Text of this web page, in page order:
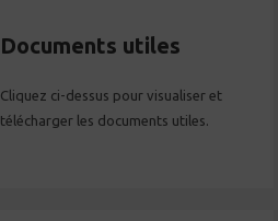
Documents utiles
Cliquez ci-dessus pour visualiser et
télécharger les documents utiles.